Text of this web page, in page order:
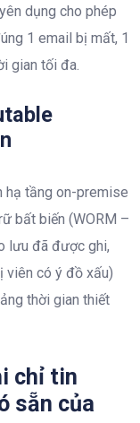
dụng cho phép
1 email bị mất, 1
gian tối đa.
tầng on-premise
bất biến (WORM –
lưu đã được ghi,
viên có ý đồ xấu)
thời gian thiết
chỉ tin
sẵn của